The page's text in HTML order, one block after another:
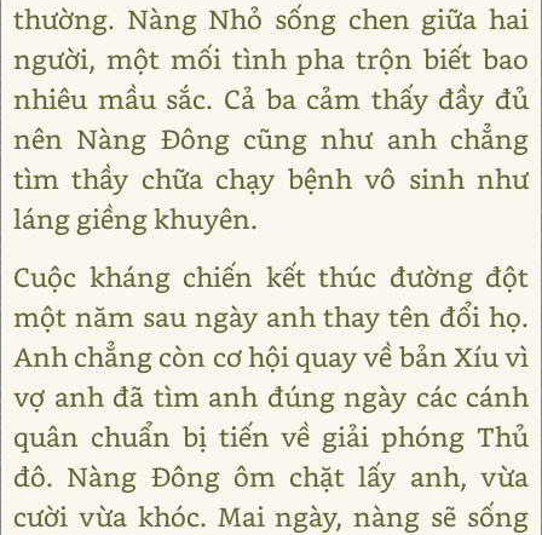
thường. Nàng Nhỏ sống chen giữa hai
người, một mối tình pha trộn biết bao
nhiêu mầu sắc. Cả ba cảm thấy đầy đủ
nên Nàng Đông cũng như anh chẳng
tìm thầy chữa chạy bệnh vô sinh như
láng giềng khuyên.
Cuộc kháng chiến kết thúc đường đột
một năm sau ngày anh thay tên đổi họ.
Anh chẳng còn cơ hội quay về bản Xíu vì
vợ anh đã tìm anh đúng ngày các cánh
quân chuẩn bị tiến về giải phóng Thủ
đô. Nàng Đông ôm chặt lấy anh, vừa
cười vừa khóc. Mai ngày, nàng sẽ sống